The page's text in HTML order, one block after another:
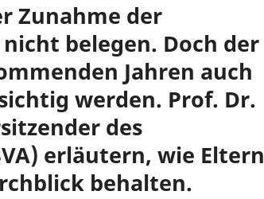
Zunahme der
belegen. Doch der
Jahren auch
werden. Prof. Dr.
des
erläutern, wie Eltern
behalten.